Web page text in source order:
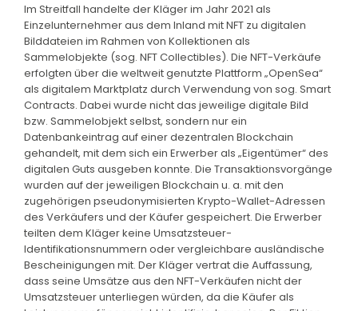
Im Streitfall handelte der Kläger im Jahr 2021 als
Einzelunternehmer aus dem Inland mit NFT zu digitalen
Bilddateien im Rahmen von Kollektionen als
Sammelobjekte (sog. NFT Collectibles). Die NFT-Verkäufe
erfolgten über die weltweit genutzte Plattform „OpenSea“
als digitalem Marktplatz durch Verwendung von sog. Smart
Contracts. Dabei wurde nicht das jeweilige digitale Bild
bzw. Sammelobjekt selbst, sondern nur ein
Datenbankeintrag auf einer dezentralen Blockchain
gehandelt, mit dem sich ein Erwerber als „Eigentümer“ des
digitalen Guts ausgeben konnte. Die Transaktionsvorgänge
wurden auf der jeweiligen Blockchain u. a. mit den
zugehörigen pseudonymisierten Krypto-Wallet-Adressen
des Verkäufers und der Käufer gespeichert. Die Erwerber
teilten dem Kläger keine Umsatzsteuer-
Identifikationsnummern oder vergleichbare ausländische
Bescheinigungen mit. Der Kläger vertrat die Auffassung,
dass seine Umsätze aus den NFT-Verkäufen nicht der
Umsatzsteuer unterliegen würden, da die Käufer als